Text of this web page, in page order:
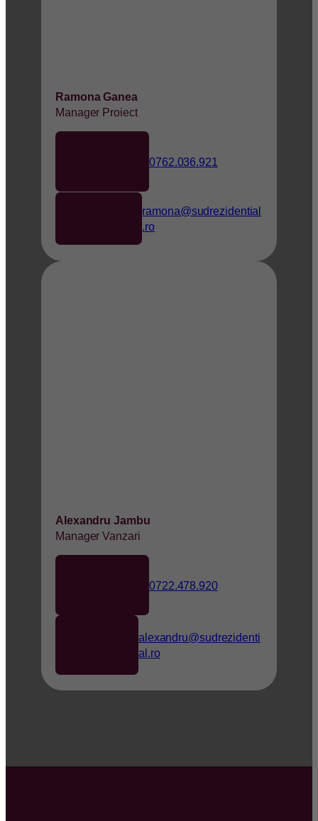
Ramona Ganea
Manager Proiect
0762.036.921
ramona@sudrezidential
.ro
Alexandru Jambu
Manager Vanzari
0722.478.920
alexandru@sudrezidenti
al.ro